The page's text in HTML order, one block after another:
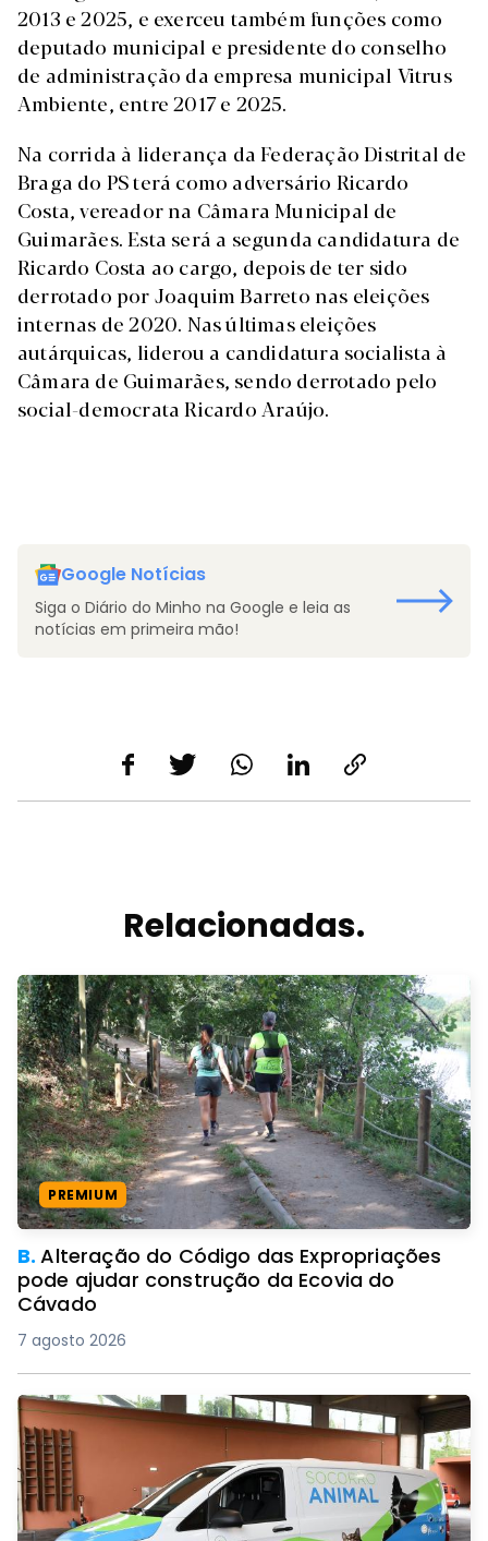
2013 e 2025, e exerceu também funções como
deputado municipal e presidente do conselho
de administração da empresa municipal Vitrus
Ambiente, entre 2017 e 2025.
Na corrida à liderança da Federação Distrital de
Braga do PS terá como adversário Ricardo
Costa, vereador na Câmara Municipal de
Guimarães. Esta será a segunda candidatura de
Ricardo Costa ao cargo, depois de ter sido
derrotado por Joaquim Barreto nas eleições
internas de 2020. Nas últimas eleições
autárquicas, liderou a candidatura socialista à
Câmara de Guimarães, sendo derrotado pelo
social-democrata Ricardo Araújo.
Google Notícias
Siga o Diário do Minho na Google e leia as
notícias em primeira mão!
Relacionadas.
PREMIUM
B.Alteração do Código das Expropriações
pode ajudar construção da Ecovia do
Cávado
7 agosto 2026